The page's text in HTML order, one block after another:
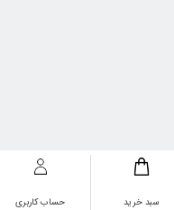
سبد خرید حساب کاربری